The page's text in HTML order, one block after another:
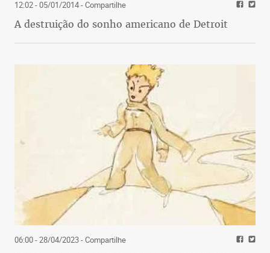
12:02 - 05/01/2014- Compartilhe
A destruição do sonho americano de Detroit
06:00 - 28/04/2023- Compartilhe